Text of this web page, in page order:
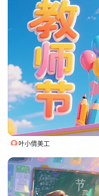
叶小倩美工